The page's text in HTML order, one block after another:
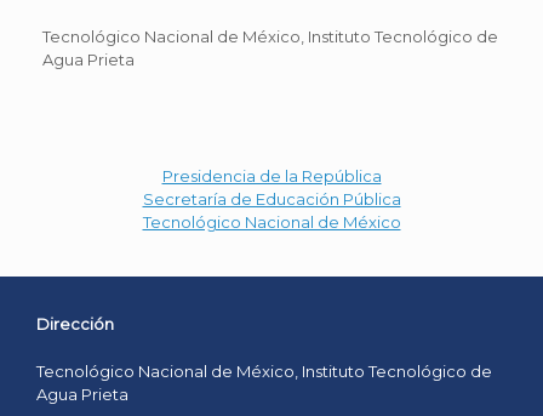
Tecnológico Nacional de México, Instituto Tecnológico de
Agua Prieta
Presidencia de la República
Secretaría de Educación Pública
Tecnológico Nacional de México
Dirección
Tecnológico Nacional de México, Instituto Tecnológico de
Agua Prieta